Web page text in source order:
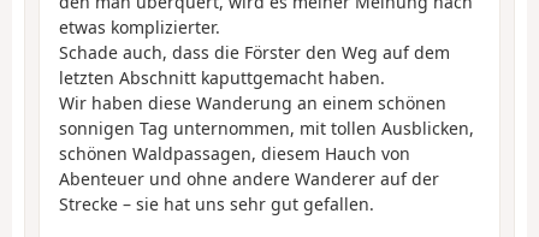
etwas komplizierter.
Schade auch, dass die Förster den Weg auf dem
letzten Abschnitt kaputtgemacht haben.
Wir haben diese Wanderung an einem schönen
sonnigen Tag unternommen, mit tollen Ausblicken,
schönen Waldpassagen, diesem Hauch von
Abenteuer und ohne andere Wanderer auf der
Strecke – sie hat uns sehr gut gefallen.